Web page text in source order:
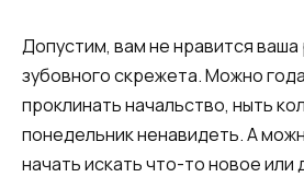
Допустим, вам не нравится
зубовного скрежета. Можно
проклинать начальство, ныть
понедельник ненавидеть. А
начать искать что-то новое или